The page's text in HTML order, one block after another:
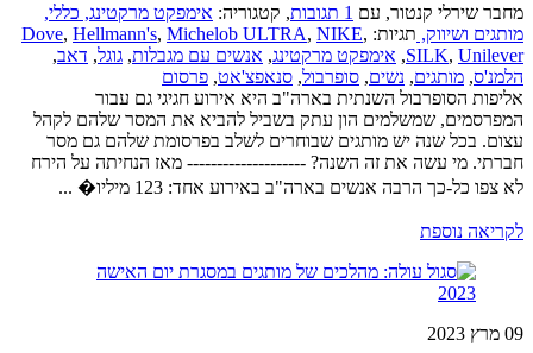
מחבר שירלי קנטור, עם 1 תגובות , קטגוריה: אימפקט מרקטינג, כללי,
מותגים ושיווק, תגיות: Dove, Hellmann's, Michelob ULTRA, NIKE,
SILK, Unilever
, אימפקט מרקטינג, אנשים עם מגבלות, גוגל, דאב,
הלמנ'ס, מותגים, נשים, סופרבול, סנאפצ'אט, פרסום
אליפות הסופרבול השנתית בארה"ב היא אירוע חגיגי גם עבור
המפרסמים, שמשלמים הון עתק בשביל להביא את המסר שלהם לקהל
עצום. בכל שנה יש מותגים שבוחרים לשלב בפרסומת שלהם גם מסר
חברתי. מי עשה את זה השנה? -------------------- מאז הנחיתה על הירח
לא צפו כל-כך הרבה אנשים בארה"ב באירוע אחד: 123 מיליו� ...
לקריאה נוספת
09 מרץ 2023